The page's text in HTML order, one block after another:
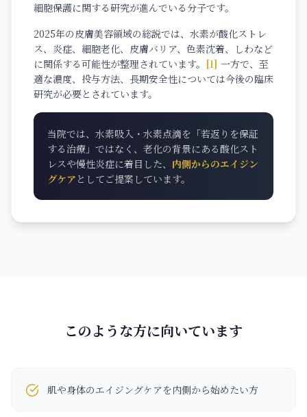
細胞保護に関する研究が進んでいる分子です。
2025年の皮膚美容領域の総説では、水素が酸化ストレ
ス、炎症、細胞老化、皮膚バリア、色素沈着、しわなど
に関係する可能性が整理されています。 [1] 一方で、至
適な濃度、投与方法、長期安全性については今後の臨床
研究が必要とされています。
当院では、水素吸入・水素点滴を「若返りを保証
する治療」ではなく、老化の背景にある酸化スト
レスや慢性炎症に着目した、 内側からのエイジン
グケア としてご提案しています。
このような方に向いています
肌や身体のエイジングケアを内側から始めたい方